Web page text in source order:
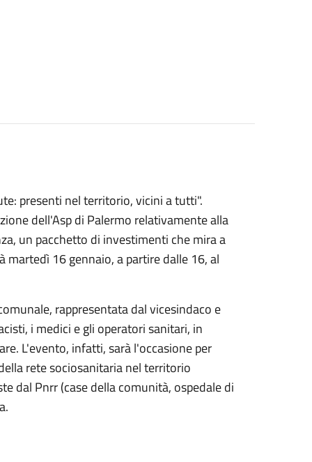
presenti nel territorio, vicini a tutti".
dell'Asp di Palermo relativamente alla
un pacchetto di investimenti che mira a
16 gennaio, a partire dalle 16, al
rappresentata dal vicesindaco e
i medici e gli operatori sanitari, in
L'evento, infatti, sarà l'occasione per
rete sociosanitaria nel territorio
dal Pnrr (case della comunità, ospedale di